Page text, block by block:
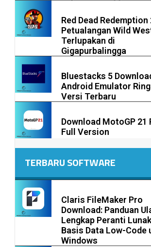
Red Dead Redemption
Petualangan Wild
Terlupakan di
Gigapurbalingga
Bluestacks 5
Android Emulator
Versi Terbaru
Download MotoGP 21
Full Version
TERBARU SOFTWARE
Claris FileMaker Pro
Download: Panduan
Lengkap Peranti
Basis Data Low-Code
Windows